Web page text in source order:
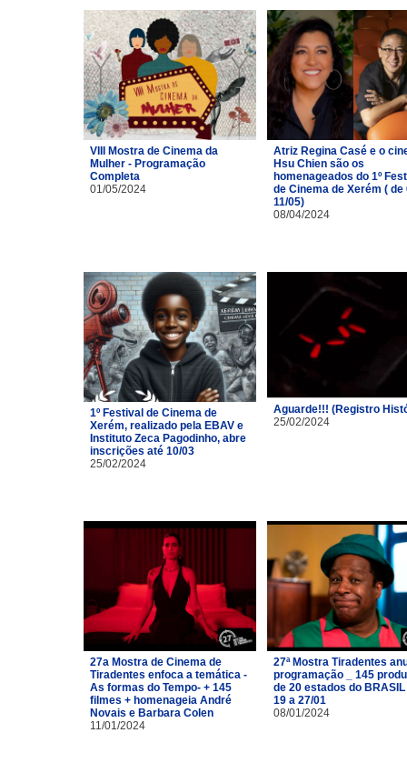
VIII Mostra de Cinema da
Mulher - Programação
Completa
01/05/2024
Atriz Regina Casé e o
Hsu Chien são os
homenageados do 1º
de Cinema de Xerém ( de
11/05)
08/04/2024
1º Festival de Cinema de
Xerém, realizado pela EBAV e
Instituto Zeca Pagodinho, abre
inscrições até 10/03
25/02/2024
Aguarde!!! (Registro
25/02/2024
27a Mostra de Cinema de
Tiradentes enfoca a temática -
As formas do Tempo- + 145
filmes + homenageia André
Novais e Barbara Colen
11/01/2024
27ª Mostra Tiradentes
programação _ 145
de 20 estados do BRASIL
19 a 27/01
08/01/2024